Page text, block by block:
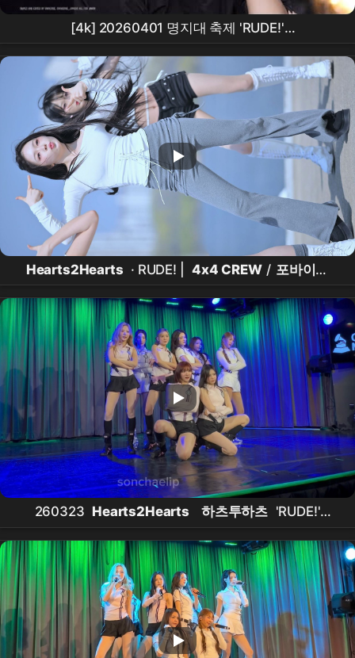
[4k] 20260401 명지대 축제 'RUDE!'
Hearts2Hearts
JIWOO 하츠투하츠 최 지우
focus fancam 직캠
Hearts2Hearts · RUDE! | 4x4 CREW / 포바이포
서원 직캠 | 260328 | 4K60p
260323 Hearts2Hearts 하츠투하츠 'RUDE!'
Fancam @ Global Spin Live (Grammy Museum)